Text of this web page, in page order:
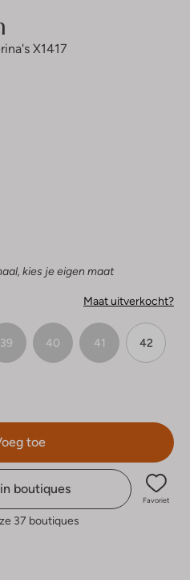
X1417
kies je eigen maat
Maat uitverkocht?
39 40 41 42
toe
boutiques
Favoriet
37 boutiques